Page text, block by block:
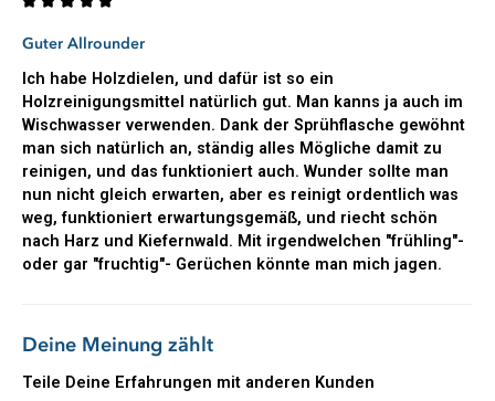
Besonders beliebt ist die „Pinie“ überall dort, wo Holz nicht nur
sauber, sondern auch gepflegt aussehen soll. Das enthaltene
Holzoberflächen und sorgt für einen gepflegten, seidigen
Glanz, ohne die Oberfläche unnötig zu belasten.
Gleichzeitig entfernt die Rezeptur zuverlässig Fett, Staub,
Alltagsschmutz und Ablagerungen. Durch die leicht
rückfettenden Eigenschaften werden Holzoberflächen
besonders schonend gepflegt. Regelmäßig angewendet
unterstützt der Reiniger den Werterhalt hochwertiger Möbel,
Parkettböden, Holztische, Holzstühle und vieler weiterer
Der Pastaclean Pinienöl Reiniger eignet sich hervorragend als
Bodenreiniger und Wischpflege für nahezu alle
Bewertung mit 4 von 5 Sternen
Guter Allrounder
Ich habe Holzdielen, und dafür ist so ein
Holzreinigungsmittel natürlich gut. Man kanns ja auch im
Wischwasser verwenden. Dank der Sprühflasche gewöhnt
man sich natürlich an, ständig alles Mögliche damit zu
reinigen, und das funktioniert auch. Wunder sollte man
nun nicht gleich erwarten, aber es reinigt ordentlich was
weg, funktioniert erwartungsgemäß, und riecht schön
nach Harz und Kiefernwald. Mit irgendwelchen "frühling"-
oder gar "fruchtig"- Gerüchen könnte man mich jagen.
Deine Meinung zählt
Teile Deine Erfahrungen mit anderen Kunden